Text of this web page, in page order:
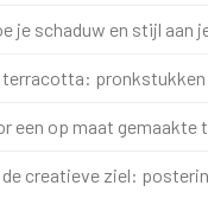
je schaduw en stijl aan
terracotta:
een op maat gemaakte
creatieve ziel: